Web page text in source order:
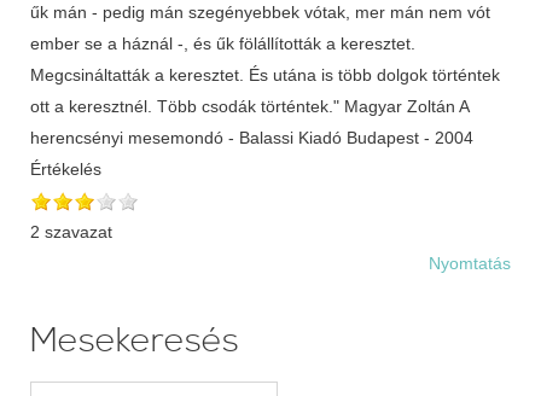
űk mán - pedig mán szegényebbek vótak, mer mán nem vót
ember se a háznál -, és űk fölállították a keresztet.
Megcsináltatták a keresztet. És utána is több dolgok történtek
ott a keresztnél. Több csodák történtek." Magyar Zoltán A
herencsényi mesemondó - Balassi Kiadó Budapest - 2004
Értékelés
2 szavazat
Nyomtatás
Mesekeresés